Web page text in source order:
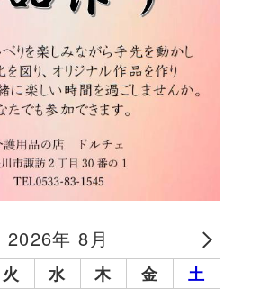
2026年 8月
火 水 木 金 土